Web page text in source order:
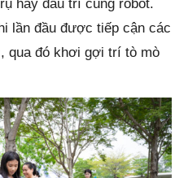
hay đấu trí cùng robot.
lần đầu được tiếp cận các
qua đó khơi gợi trí tò mò